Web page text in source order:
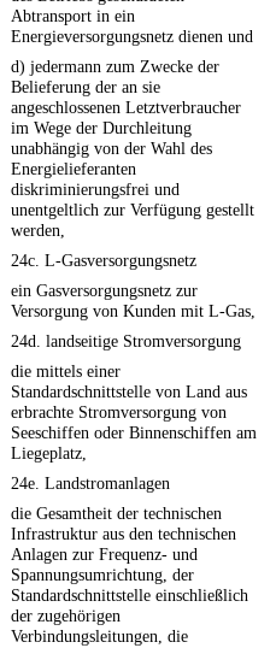
Abtransport in ein
Energieversorgungsnetz dienen und
d) jedermann zum Zwecke der
Belieferung der an sie
angeschlossenen Letztverbraucher
im Wege der Durchleitung
unabhängig von der Wahl des
Energielieferanten
diskriminierungsfrei und
unentgeltlich zur Verfügung gestellt
werden,
24c. L-Gasversorgungsnetz
ein Gasversorgungsnetz zur
Versorgung von Kunden mit L-Gas,
24d. landseitige Stromversorgung
die mittels einer
Standardschnittstelle von Land aus
erbrachte Stromversorgung von
Seeschiffen oder Binnenschiffen am
Liegeplatz,
24e. Landstromanlagen
die Gesamtheit der technischen
Infrastruktur aus den technischen
Anlagen zur Frequenz- und
Spannungsumrichtung, der
Standardschnittstelle einschließlich
der zugehörigen
Verbindungsleitungen, die